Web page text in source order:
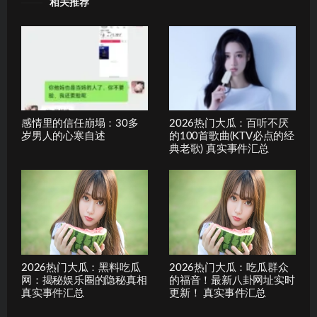
相关推荐
感情里的信任崩塌：30多
岁男人的心寒自述
2026热门大瓜：百听不厌
的100首歌曲(KTV必点的经
典老歌) 真实事件汇总
2026热门大瓜：黑料吃瓜
网：揭秘娱乐圈的隐秘真相
真实事件汇总
2026热门大瓜：吃瓜群众
的福音！最新八卦网址实时
更新！ 真实事件汇总